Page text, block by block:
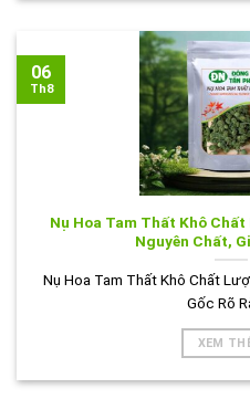
Nụ Hoa Tam Thất Khô
Nguyên Chất,
Nụ Hoa Tam Thất Khô Chất
Gốc Rõ
XEM
06
Th8